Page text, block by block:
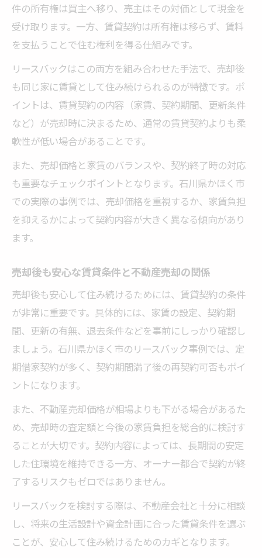
件の所有権は買主へ移り、売主はその対価として現金を
受け取ります。一方、賃貸契約は所有権は移らず、賃料
を支払うことで住む権利を得る仕組みです。
リースバックはこの両方を組み合わせた手法で、売却後
も同じ家に賃貸として住み続けられるのが特徴です。ポ
イントは、賃貸契約の内容（家賃、契約期間、更新条件
など）が売却時に決まるため、通常の賃貸契約よりも柔
軟性が低い場合があることです。
また、売却価格と家賃のバランスや、契約終了時の対応
も重要なチェックポイントとなります。石川県かほく市
での実際の事例では、売却価格を重視するか、家賃負担
を抑えるかによって契約内容が大きく異なる傾向があり
ます。
売却後も安心な賃貸条件と不動産売却の関係
売却後も安心して住み続けるためには、賃貸契約の条件
が非常に重要です。具体的には、家賃の設定、契約期
間、更新の有無、退去条件などを事前にしっかり確認し
ましょう。石川県かほく市のリースバック事例では、定
期借家契約が多く、契約期間満了後の再契約可否もポイ
ントになります。
また、不動産売却価格が相場よりも下がる場合があるた
め、売却時の査定額と今後の家賃負担を総合的に検討す
ることが大切です。契約内容によっては、長期間の安定
した住環境を維持できる一方、オーナー都合で契約が終
了するリスクもゼロではありません。
リースバックを検討する際は、不動産会社と十分に相談
し、将来の生活設計や資金計画に合った賃貸条件を選ぶ
ことが、安心して住み続けるためのカギとなります。